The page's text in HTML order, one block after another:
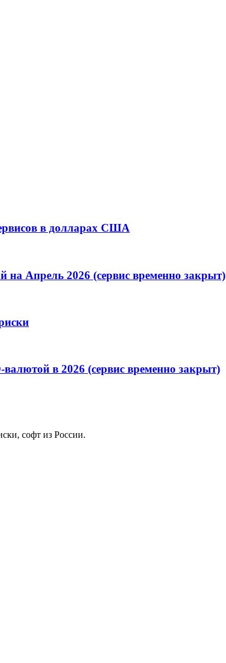
в долларах США
Апрель 2026 (сервис временно закрыт)
в 2026 (сервис временно закрыт)
софт из России.